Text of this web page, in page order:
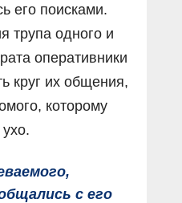
его поисками.
трупа одного и
оперативники
круг их общения,
которому
с его